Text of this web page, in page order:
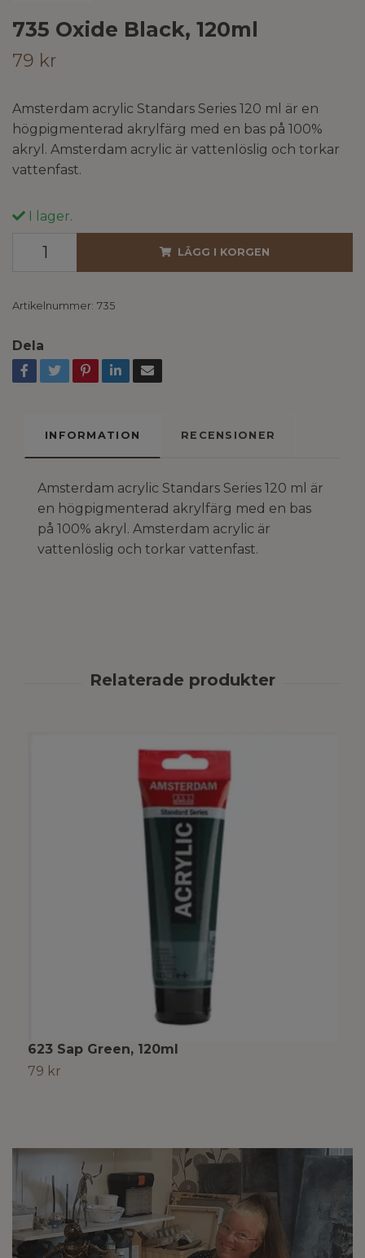
735 Oxide Black, 120ml
79 kr
Amsterdam acrylic Standars Series 120 ml är en
högpigmenterad akrylfärg med en bas på 100%
akryl. Amsterdam acrylic är vattenlöslig och torkar
vattenfast.
I lager.
LÄGG I KORGEN
Artikelnummer: 735
Dela
INFORMATION RECENSIONER
Amsterdam acrylic Standars Series 120 ml är
en högpigmenterad akrylfärg med en bas
på 100% akryl. Amsterdam acrylic är
vattenlöslig och torkar vattenfast.
623 Sap Green, 120ml
79 kr